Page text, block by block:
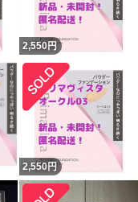
2,550円
2,550円